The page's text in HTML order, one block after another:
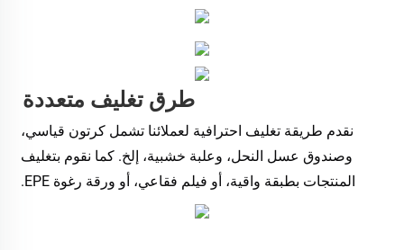
طرق تغليف متعددة
المنتجات بطبقة واقية، أو فيلم فقاعي، أو ورقة رغوة EPE.